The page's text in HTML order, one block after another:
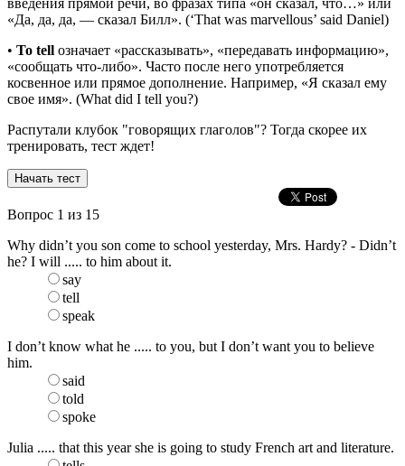
введения прямой речи, во фразах типа «он сказал, что…» или
«Да, да, да, — сказал Билл». (‘That was marvellous’ said Daniel)
• To tell означает «рассказывать», «передавать информацию»,
«сообщать что-либо». Часто после него употребляется
косвенное или прямое дополнение. Например, «Я сказал ему
свое имя». (What did I tell you?)
Распутали клубок "говорящих глаголов"? Тогда скорее их
тренировать, тест ждет!
Вопрос 1 из 15
Why didn’t you son come to school yesterday, Mrs. Hardy? - Didn’t
he? I will ..... to him about it.
say
tell
speak
I don’t know what he ..... to you, but I don’t want you to believe
him.
said
told
spoke
Julia ..... that this year she is going to study French art and literature.